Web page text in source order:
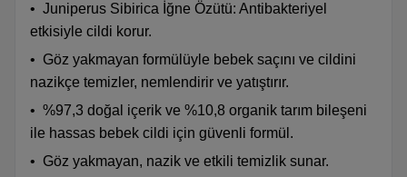
• Juniperus Sibirica İğne Özütü: Antibakteriyel
etkisiyle cildi korur.
• Göz yakmayan formülüyle bebek saçını ve cildini
nazikçe temizler, nemlendirir ve yatıştırır.
• %97,3 doğal içerik ve %10,8 organik tarım bileşeni
ile hassas bebek cildi için güvenli formül.
• Göz yakmayan, nazik ve etkili temizlik sunar.